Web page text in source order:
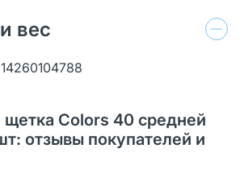
вес
щетка Colors 40 средней
отзывы покупателей и